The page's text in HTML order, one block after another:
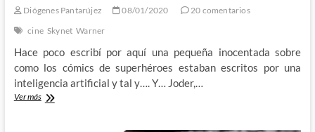
Diógenes Pantarújez 08/01/2020
20 comentarios
cine Skynet Warner
Hace poco escribí por aquí una pequeña inocentada sobre
como los cómics de superhéroes estaban escritos por una
inteligencia artificial y tal y…. Y… Joder,…
Ver másWarner